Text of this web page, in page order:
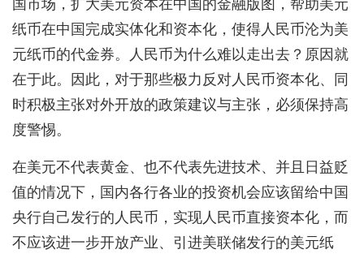
国市场，扩大美元资本在中国的金融版图，帮助美元
纸币在中国完成实体化和资本化，使得人民币沦为美
元纸币的代金券。人民币为什么难以走出去？原因就
在于此。因此，对于那些极力反对人民币资本化、同
时积极主张对外开放的政策建议与主张，必须保持高
度警惕。
在美元不代表黄金、也不代表先进技术、并且日益贬
值的情况下，国内各行各业的投资机会应该留给中国
央行自己发行的人民币，实现人民币直接资本化，而
不应该进一步开放产业、引进美联储发行的美元纸